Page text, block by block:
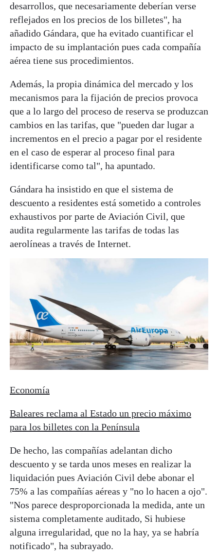
desarrollos, que necesariamente deberían verse
reflejados en los precios de los billetes", ha
añadido Gándara, que ha evitado cuantificar el
impacto de su implantación pues cada compañía
aérea tiene sus procedimientos.
Además, la propia dinámica del mercado y los
mecanismos para la fijación de precios provoca
que a lo largo del proceso de reserva se produzcan
cambios en las tarifas, que "pueden dar lugar a
incrementos en el precio a pagar por el residente
en el caso de esperar al proceso final para
identificarse como tal", ha apuntado.
Gándara ha insistido en que el sistema de
descuento a residentes está sometido a controles
exhaustivos por parte de Aviación Civil, que
audita regularmente las tarifas de todas las
aerolíneas a través de Internet.
Economía
Baleares reclama al Estado un precio máximo
para los billetes con la Península
De hecho, las compañías adelantan dicho
descuento y se tarda unos meses en realizar la
liquidación pues Aviación Civil debe abonar el
75% a las compañías aéreas y "no lo hacen a ojo".
"Nos parece desproporcionada la medida, ante un
sistema completamente auditado, Si hubiese
alguna irregularidad, que no la hay, ya se habría
notificado", ha subrayado.